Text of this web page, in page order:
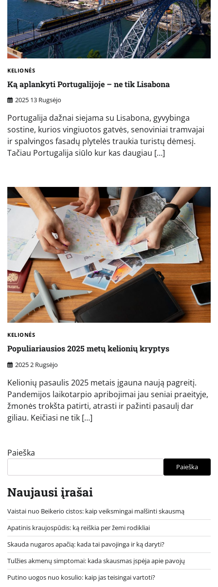
KELIONĖS
Ką aplankyti Portugalijoje – ne tik Lisabona
2025 13 Rugsėjo
Portugalija dažnai siejama su Lisabona, gyvybinga
sostine, kurios vingiuotos gatvės, senoviniai tramvajai
ir spalvingos fasadų plytelės traukia turistų dėmesį.
Tačiau Portugalija siūlo kur kas daugiau […]
KELIONĖS
Populiariausios 2025 metų kelionių kryptys
2025 2 Rugsėjo
Kelionių pasaulis 2025 metais įgauna naują pagreitį.
Pandemijos laikotarpio apribojimai jau seniai praeityje,
žmonės trokšta patirti, atrasti ir pažinti pasaulį dar
giliau. Keičiasi ne tik […]
Paieška
Paieška
Naujausi įrašai
Vaistai nuo Beikerio cistos: kaip veiksmingai malšinti skausmą
Apatinis kraujospūdis: ką reiškia per žemi rodikliai
Skauda nugaros apačią: kada tai pavojinga ir ką daryti?
Tulžies akmenų simptomai: kada skausmas įspėja apie pavojų
Putino uogos nuo kosulio: kaip jas teisingai vartoti?